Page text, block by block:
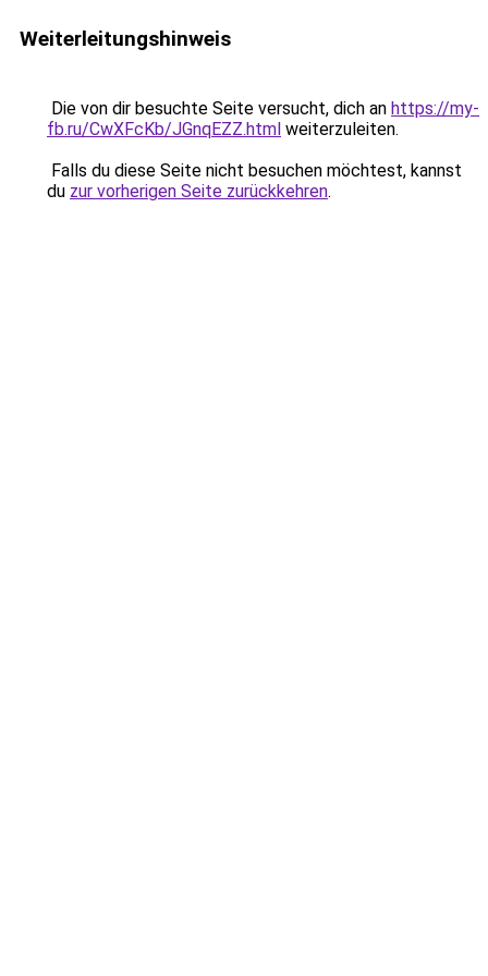
Weiterleitungshinweis
Die von dir besuchte Seite versucht, dich an https://my-
fb.ru/CwXFcKb/JGnqEZZ.html weiterzuleiten.
Falls du diese Seite nicht besuchen möchtest, kannst
du zur vorherigen Seite zurückkehren.